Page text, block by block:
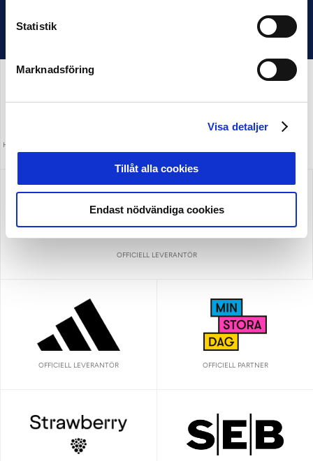
Statistik
Marknadsföring
Visa detaljer
Tillåt alla cookies
Endast nödvändiga cookies
HUVUDPARTNER OCH PRESENTING PARTNER
ALLSVENSKAN
OFFICIELL LEVERANTÖR
OFFICIELL LEVERANTÖR OFFICIELL PARTNER